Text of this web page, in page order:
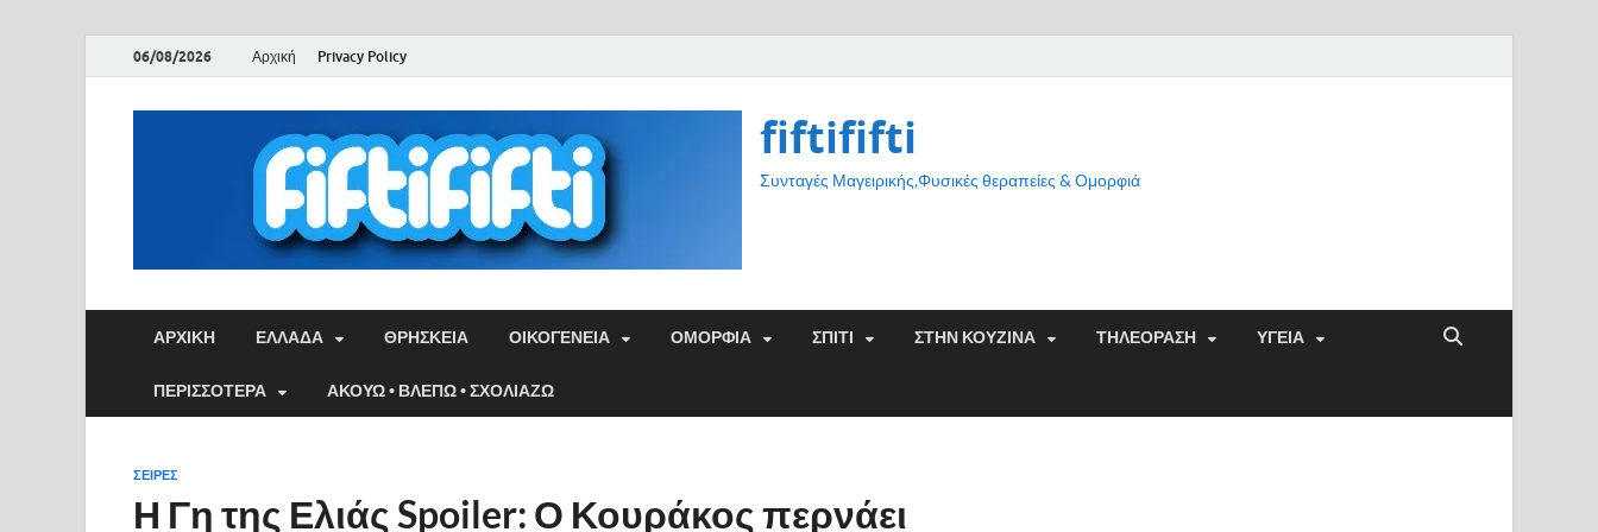
06/08/2026 Αρχική Privacy Policy
fiftififti
Συνταγές Μαγειρικής,Φυσικές θεραπείες & Ομορφιά
ΑΡΧΙΚΉ ΕΛΛΑΔΑ ΘΡΗΣΚΕΙΑ ΟΙΚΟΓΕΝΕΙΑ ΟΜΟΡΦΙΑ ΣΠΙΤΙ ΣΤΗΝ ΚΟΥΖΙΝΑ ΤΗΛΕΟΡΑΣΗ ΥΓΕΙΑ
ΠΕΡΙΣΣΟΤΕΡΑ ΑΚΟΥΩ • ΒΛΕΠΩ • ΣΧΟΛΙΑΖΩ
ΣΕΙΡΈΣ
Η Γη της Ελιάς Spoiler: Ο Κουράκος περνάει